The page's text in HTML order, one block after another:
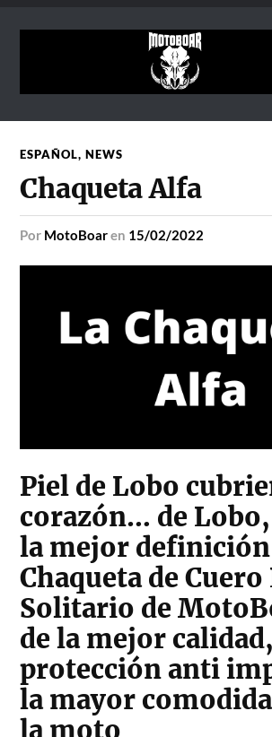
ESPAÑOL,NEWS
Chaqueta Alfa
por MotoBoaren 15/02/2022
Piel de Lobo
corazón… de Lobo,
la mejor definición
Chaqueta de
Solitario de
de la mejor calidad,
protección anti
la mayor